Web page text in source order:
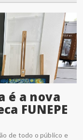
é a nova
FUNEPE
de todo o público e